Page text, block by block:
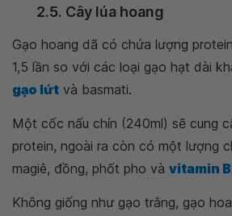
2.5. Cây lúa hoang
Gạo hoang dã có chứa lượng
1,5 lần so với các loại gạo hạt dài
gạo lứt và basmati.
Một cốc nấu chín (240ml) sẽ cung
protein, ngoài ra còn có một lượng
magiê, đồng, phốt pho và vitamin B
Không giống như gạo trắng, gạo